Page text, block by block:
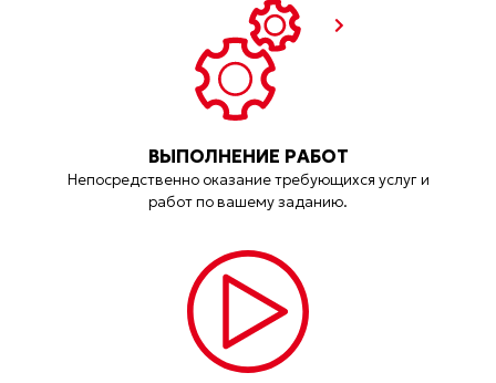
ВЫПОЛНЕНИЕ РАБОТ
Непосредственно оказание требующихся услуг и
работ по вашему заданию.